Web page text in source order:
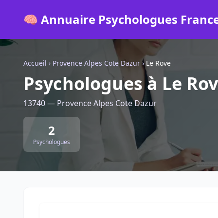
🧠 Annuaire Psychologues
Accueil › Provence Alpes Cote Dazur›Le Rove
Psychologues à Le
13740 — Provence Alpes Cote Dazur
2
Psychologues